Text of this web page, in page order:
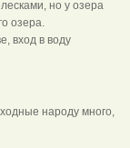
но у озера
озера.
вход в воду
народу много,